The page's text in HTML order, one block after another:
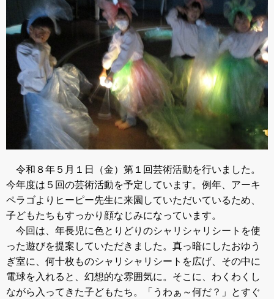
令和８年５月１日（金）第１回芸術活動を行いました。
今年度は５回の芸術活動を予定しています。例年、アーキ
ペラゴよりヒーピー先生に来園していただいているため、
子どもたちもすっかり顔なじみになっています。
今回は、年長児に色とりどりのシャリシャリシートを使
った遊びを提案していただきました。真っ暗にしたおゆう
ぎ室に、何十枚ものシャリシャリシートを広げ、その中に
電球を入れると、幻想的な雰囲気に。そこに、わくわくし
ながら入ってきた子どもたち。「うわぁ～何だ？」とすぐ